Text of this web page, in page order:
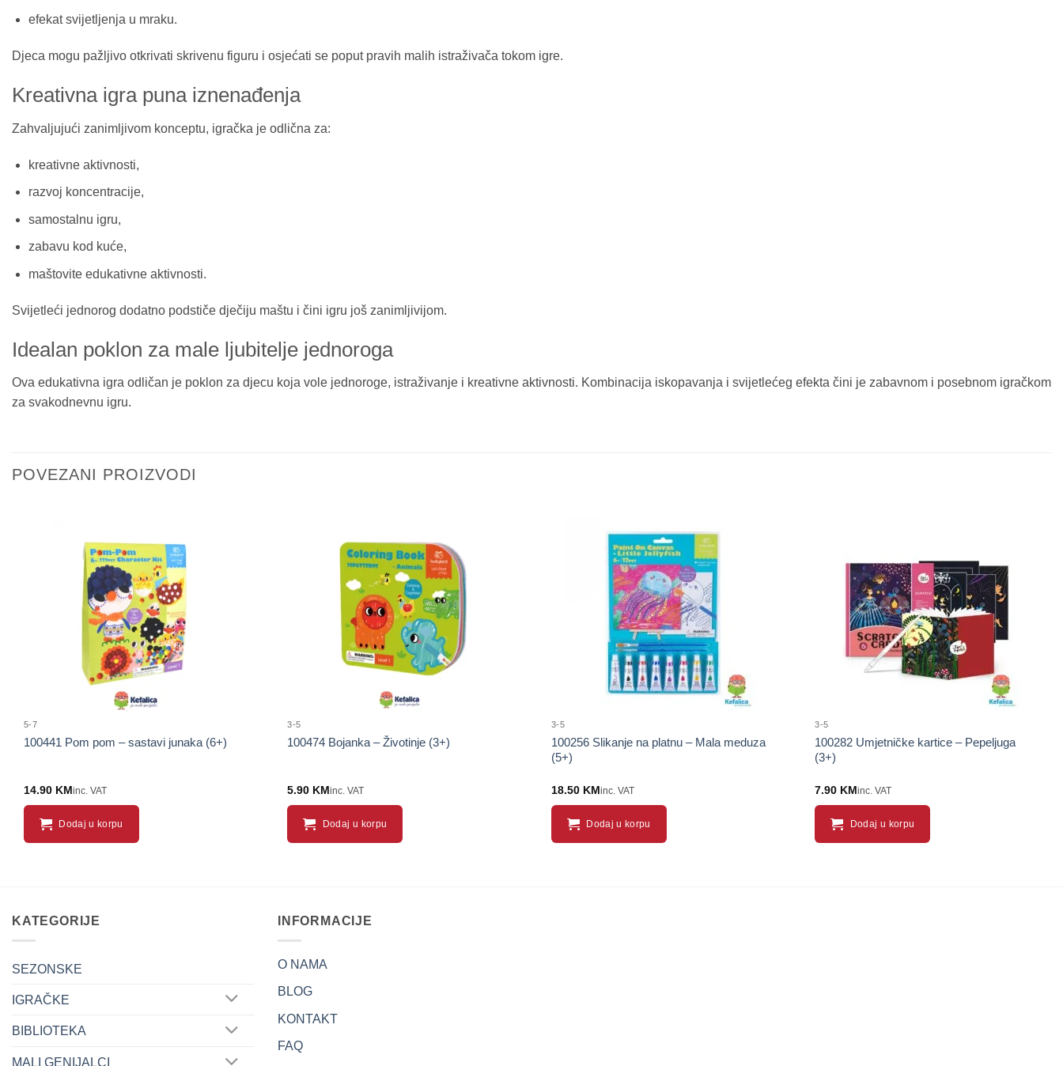
efekat svijetljenja u mraku.
Djeca mogu pažljivo otkrivati skrivenu figuru i osjećati se poput pravih malih istraživača tokom igre.
Kreativna igra puna iznenađenja
Zahvaljujući zanimljivom konceptu, igračka je odlična za:
kreativne aktivnosti,
razvoj koncentracije,
samostalnu igru,
zabavu kod kuće,
maštovite edukativne aktivnosti.
Svijetleći jednorog dodatno podstiče dječiju maštu i čini igru još zanimljivijom.
Idealan poklon za male ljubitelje jednoroga
Ova edukativna igra odličan je poklon za djecu koja vole jednoroge, istraživanje i kreativne aktivnosti. Kombinacija iskopavanja i svijetlećeg efekta čini je zabavnom i posebnom igračkom
za svakodnevnu igru.
POVEZANI PROIZVODI
5-7
100441 Pom pom – sastavi junaka (6+)
14.90 KMinc. VAT
Dodaj u korpu
3-5
100474 Bojanka – Životinje (3+)
5.90 KMinc. VAT
Dodaj u korpu
3-5
100256 Slikanje na platnu – Mala meduza
(5+)
18.50 KMinc. VAT
Dodaj u korpu
3-5
100282 Umjetničke kartice – Pepeljuga
(3+)
7.90 KMinc. VAT
Dodaj u korpu
KATEGORIJE
SEZONSKE
IGRAČKE
BIBLIOTEKA
MALI GENIJALCI
INFORMACIJE
O NAMA
BLOG
KONTAKT
FAQ